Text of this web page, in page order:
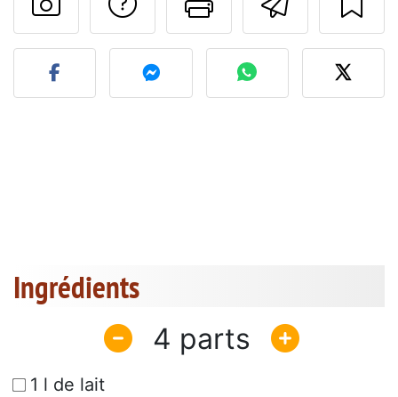
Publier votre photo de
Ingrédients
4
1 l de lait